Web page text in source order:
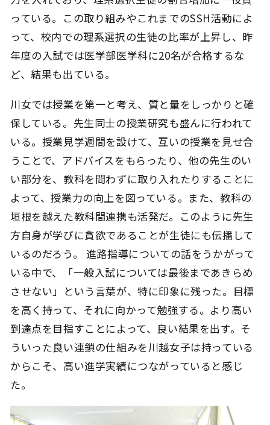
っている。この取り組みやこれまでのSSH活動によ
って、校内での理系選択の生徒の比率が上昇し、昨
年度の入試では医学部医学科に20名が合格するな
ど、結果も出ている。
川女では授業を第一と考え、質と量をしっかりと確
保している。先生同士の授業研究も盛んに行われて
いる。授業見学週間を設けて、互いの授業を見せ合
うことで、アドバイスをもらったり、他の先生のい
い部分を、教科を問わずに取り入れたりすることに
よって、授業力の向上を図っている。また、教科の
垣根を越えた教科間連携も活発だ。このように先生
方自身が学びに貪欲であることが生徒にも伝播して
いるのだろう。 進路指導についての話をうかがって
いる中で、「一般入試については最後まであきらめ
させない」という言葉が、特に印象に残った。目標
を高く持って、それに向かって勉強する。より高い
到達点を目指すことによって、良い結果を出す。そ
ういった良い連鎖の仕組みを川越女子は持っている
からこそ、高い進学実績につながっていると感じ
た。